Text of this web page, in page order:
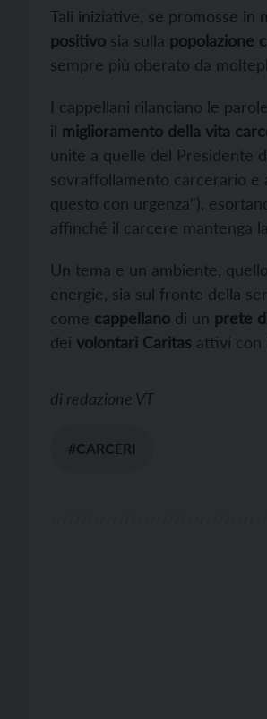
Tali iniziative, se promosse in
positivo sia sulla popolazione
sempre più oberato da
I cappellani rilanciano le
il miglioramento della vita
unite a quelle del Presidente
sovraffollamento carcerario
questo con urgenza”),
affinché il carcere mantenga
Un tema e un ambiente,
energie, sia sul fronte della
come cappellano di un prete
dei volontari Caritas attivi con
di redazione VT
#CARCERI